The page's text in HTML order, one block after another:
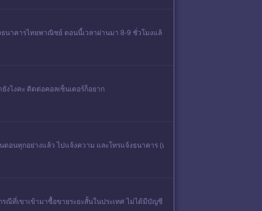
นาคารไทยพาณิชย์ ตอนนี้เวลาผ่านมา 8-9 ชั่วโมงแล้
งไงคะ ติดต่อคอลเซ็นเตอร์ก็อยาก
อนทุกอย่างแล้ว ไปแจ้งความ และโทรแจ้งธนาคาร (เ
ณีที่เขาเข้ามาซื้อขายระยะสั้นในประเทศ ไม่ได้มีบัญชี